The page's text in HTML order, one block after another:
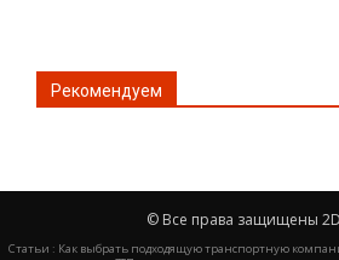
Рекомендуем
© Все права защищены
Статьи : Как выбрать подходящую транспортную